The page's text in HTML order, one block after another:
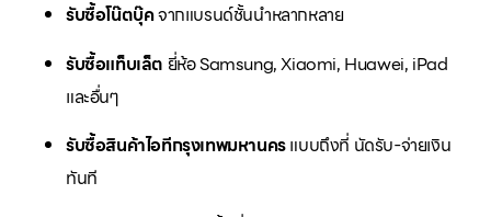
รับซื้อโน๊ตบุ๊คจากแบรนด์ชั้นนำหลากหลาย
รับซื้อแท็บเล็ต ยี่ห้อ Samsung, Xiaomi, Huawei, iPad
และอื่นๆ
รับซื้อสินค้าไอทีกรุงเทพมหานครแบบถึงที่ นัดรับ-จ่ายเงิน
ทันที